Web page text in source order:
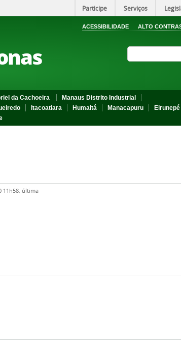
Participe Serviços
ACESSIBILIDADE ALTO
da Cachoeira
Manaus Distrito Industrial
Itacoatiara Humaitá Manacapuru Eirunepé
11h58, última